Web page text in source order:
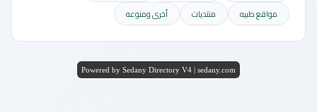
مواقع طبيه
منتديات أخرى ومنوعه
Powered by Sedany Directory V4 | sedany.com